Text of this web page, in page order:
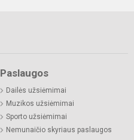
Paslaugos
Dailės užsiėmimai
Muzikos užsiėmimai
Sporto užsiėmimai
Nemunaičio skyriaus paslaugos